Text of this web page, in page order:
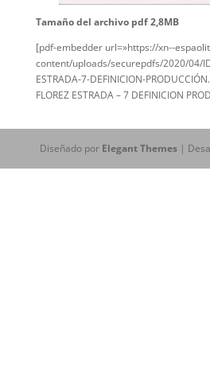
Tamaño del archivo pdf 2,8MB
[pdf-embedder url=»https://xn--
content/uploads/securepdfs/2020/04/
ESTRADA-7-DEFINICION-
FLOREZ ESTRADA – 7 DEFINICION
Diseñado por Elegant Themes|